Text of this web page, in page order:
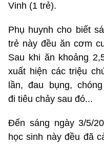
Vinh (1 trẻ).
Phụ huynh cho biết
trẻ này đều ăn cơm
Sau khi ăn khoảng
xuất hiện các triệu
lần, đau bụng,
đi tiêu chảy sau đó...
Đến sáng ngày 3/5/
học sinh này đều đã